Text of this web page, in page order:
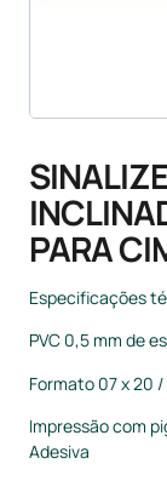
PARA
Especificações
PVC 0,5 mm de
Formato 07 x 20
Impressão com
Adesiva